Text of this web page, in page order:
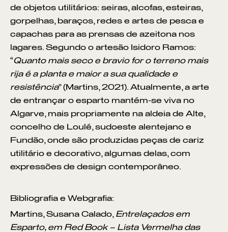
de objetos utilitários: seiras, alcofas, esteiras,
gorpelhas, baraços, redes e artes de pesca e
capachas para as prensas de azeitona nos
lagares. Segundo o artesão Isidoro Ramos:
“Quanto mais seco e bravio for o terreno mais
rija é a planta e maior a sua qualidade e
resistência” (Martins, 2021). Atualmente, a arte
de entrançar o esparto mantém-se viva no
Algarve, mais propriamente na aldeia de Alte,
concelho de Loulé, sudoeste alentejano e
Fundão, onde são produzidas peças de cariz
utilitário e decorativo, algumas delas, com
expressões de design contemporâneo.
Bibliografia e Webgrafia:
Martins, Susana Calado, Entrelaçados em
Esparto, em Red Book – Lista Vermelha das